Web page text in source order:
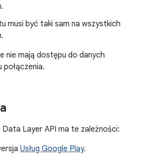
musi być taki sam na wszystkich
nie mają dostępu do danych
połączenia.
Layer API ma te zależności:
Usług Google Play.